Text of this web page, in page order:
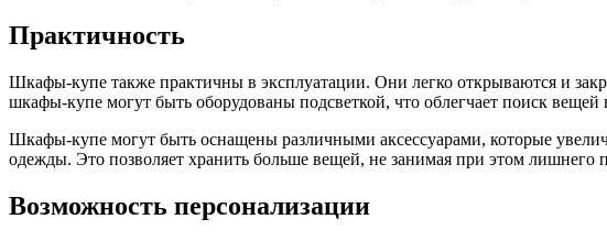
Практичность
Шкафы-купе также практичны в эксплуатации. Они легко открываются и
шкафы-купе могут быть оборудованы подсветкой, что облегчает поиск вещей
Шкафы-купе могут быть оснащены различными аксессуарами, которые
одежды. Это позволяет хранить больше вещей, не занимая при этом лишнего
Возможность персонализации